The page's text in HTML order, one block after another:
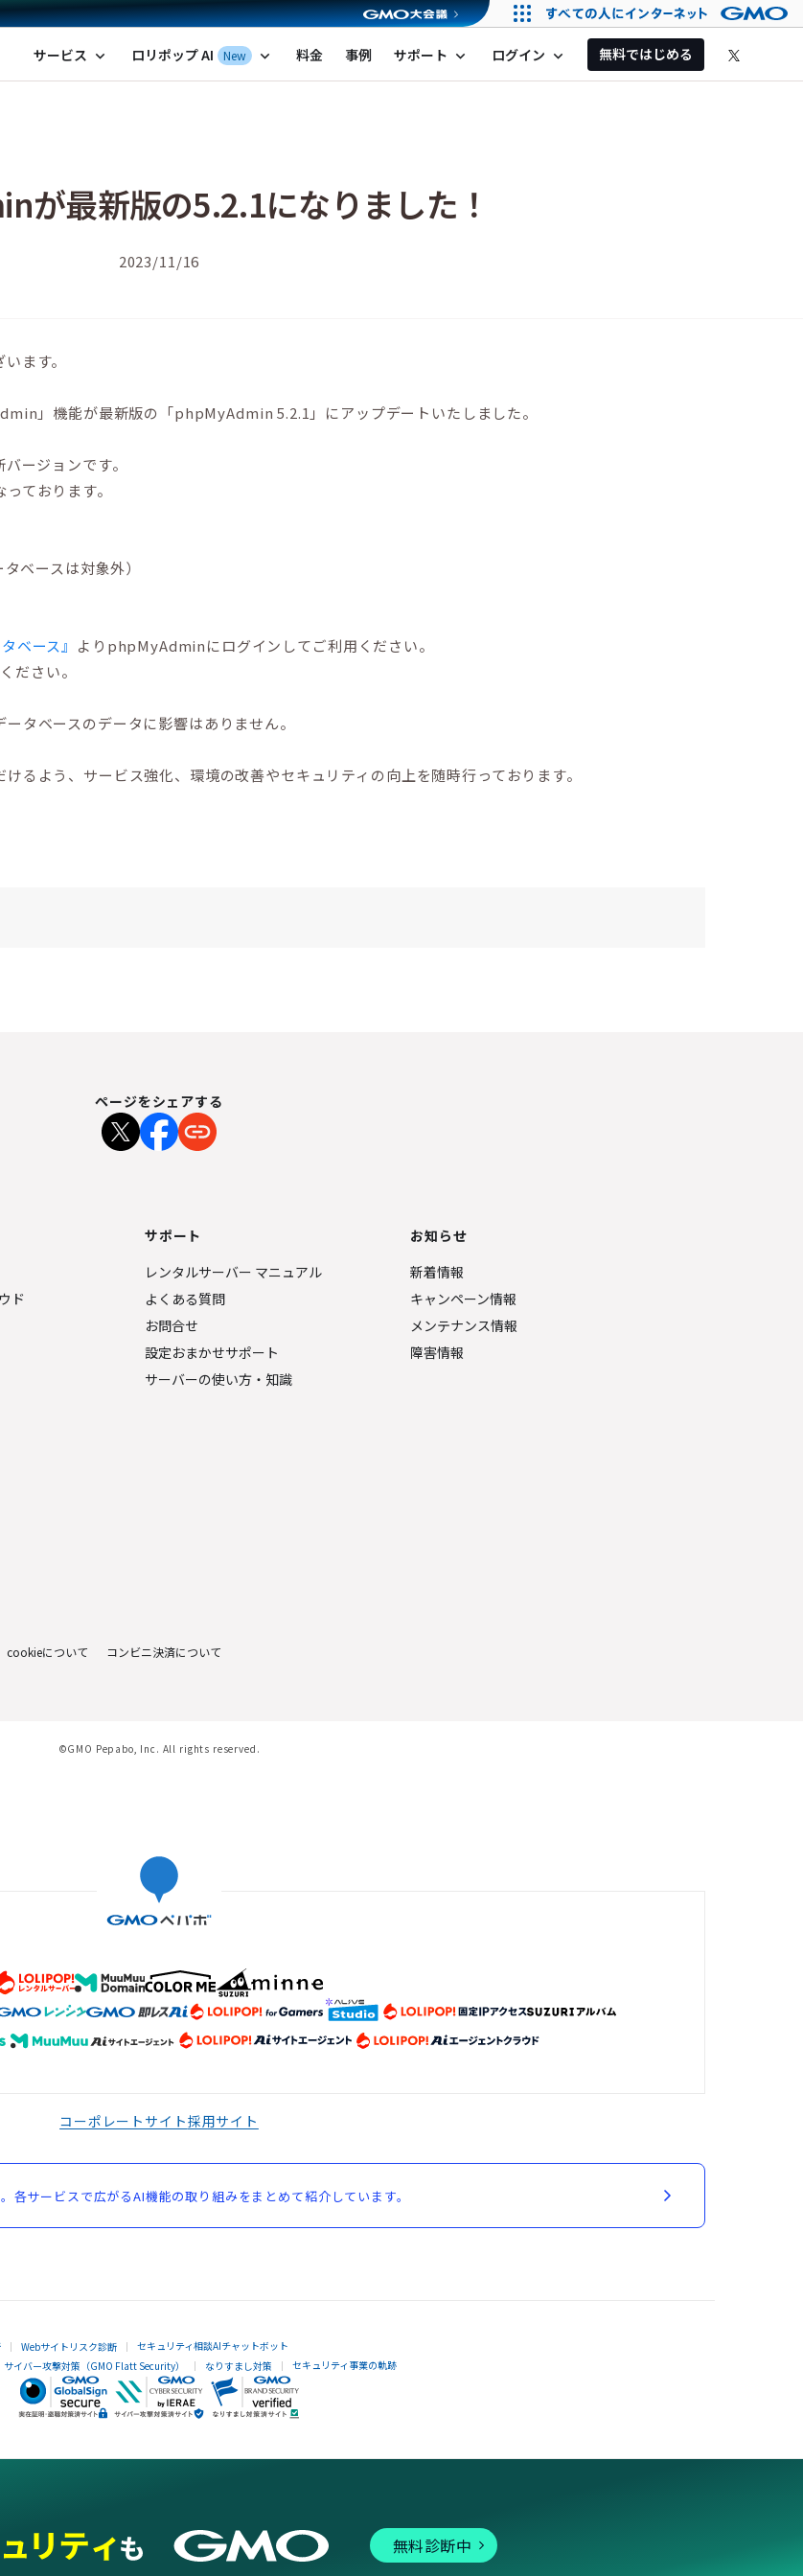
レンタルサーバー by GMOペパボ
サービス expand_more ロリポップ AI New expand_more 料金 事例 サポート expand_more ログイン expand_more 無料ではじめる
が最新版の5.2.1になりました！
2023/11/16
ます。
」機能が最新版の「phpMyAdmin 5.2.1」にアップデートいたしました。
ージョンです。
ております。
ベースは対象外）
ベース』 よりphpMyAdminにログインしてご利用ください。
ださい。
タベースのデータに影響はありません。
るよう、サービス強化、環境の改善やセキュリティの向上を随時行っております。
ページをシェアする
ド
サポート
レンタルサーバー マニュアル
よくある質問
お問合せ
設定おまかせサポート
サーバーの使い方・知識
お知らせ
新着情報
キャンペーン情報
メンテナンス情報
障害情報
cookieについて コンビニ決済について
©GMO Pepabo, Inc. All rights reserved.
コーポレートサイト採用サイト
各サービスで広がるAI機能の取り組みをまとめて紹介しています。
Webサイトリスク診断
セキュリティ相談AIチャットボット
サイバー攻撃対策（GMO Flatt Security） なりすまし対策 セキュリティ事業の軌跡
無料診断中